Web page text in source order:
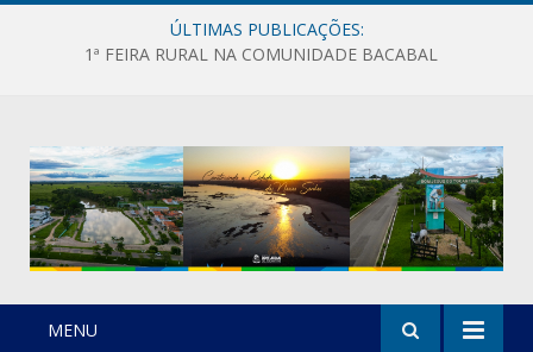
ÚLTIMAS PUBLICAÇÕES:
1ª FEIRA RURAL NA COMUNIDADE BACABAL
MENU